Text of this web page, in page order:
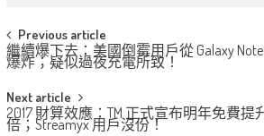
Post
navigation
Previous article
繼續爆下去：美國倒霉用戶從 Galaxy Note
爆炸；疑似過夜充電所致！
Next article
2017 財算效應：TM 正式宣布明年免費提
倍；Streamyx 用戶沒份！